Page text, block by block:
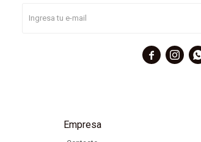
Empresa
 